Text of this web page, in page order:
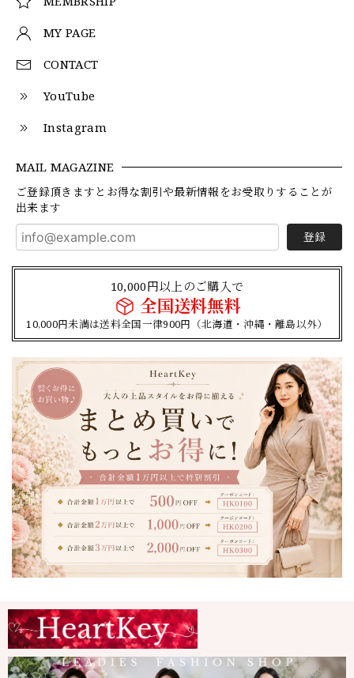
MY PAGE
CONTACT
YouTube
Instagram
MAIL MAGAZINE
ご登録頂きますとお得な割引や最新情報をお受取りすることが
出来ます
登録
10,000円以上のご購入で
全国送料無料
10,000円未満は送料全国一律900円（北海道・沖縄・離島以外）